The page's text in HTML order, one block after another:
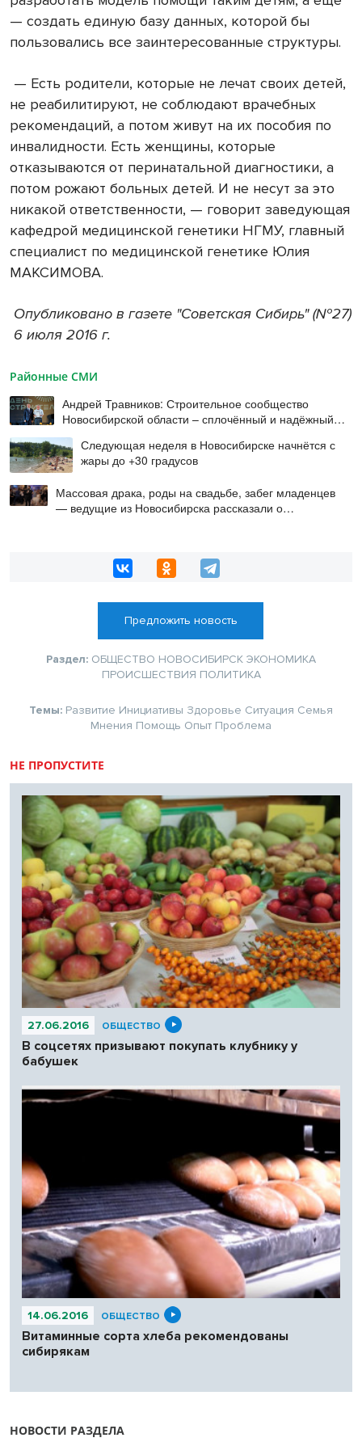
— создать единую базу данных, которой бы
пользовались все заинтересованные структуры.
— Есть родители, которые не лечат своих детей,
не реабилитируют, не соблюдают врачебных
рекомендаций, а потом живут на их пособия по
инвалидности. Есть женщины, которые
отказываются от перинатальной диагностики, а
потом рожают больных детей. И не несут за это
никакой ответственности, — говорит заведующая
кафедрой медицинской генетики НГМУ, главный
специалист по медицинской генетике Юлия
МАКСИМОВА.
Опубликовано в газете "Советская Сибирь" (№27)
6 июля 2016 г.
Районные СМИ
Андрей Травников: Строительное сообщество
Новосибирской области – сплочённый и надёжный
коллектив
Следующая неделя в Новосибирске начнётся с
жары до +30 градусов
Массовая драка, роды на свадьбе, забег младенцев
— ведущие из Новосибирска рассказали о
Предложить новость
Раздел: ОБЩЕСТВО НОВОСИБИРСК ЭКОНОМИКА
ПРОИСШЕСТВИЯ ПОЛИТИКА
Темы: Развитие Инициативы Здоровье Ситуация Семья
Мнения Помощь Опыт Проблема
НЕ ПРОПУСТИТЕ
27.06.2016 ОБЩЕСТВО
В соцсетях призывают покупать клубнику у
бабушек
14.06.2016 ОБЩЕСТВО
Витаминные сорта хлеба рекомендованы
сибирякам
НОВОСТИ РАЗДЕЛА